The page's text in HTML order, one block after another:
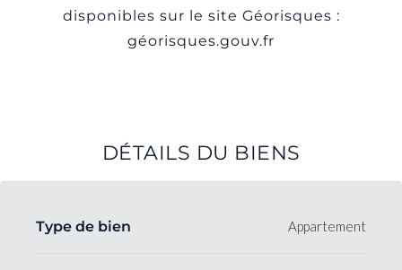
disponibles sur le site Géorisques :
géorisques.gouv.fr
DÉTAILS DU BIENS
Type de bien Appartement